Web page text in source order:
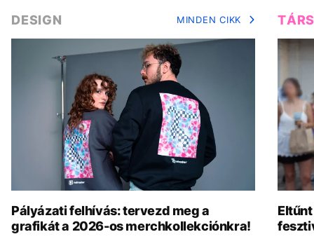
DESIGN MINDEN CIKK
Pályázati felhívás: tervezd meg a
grafikát a 2026-os merchkollekciónkra!